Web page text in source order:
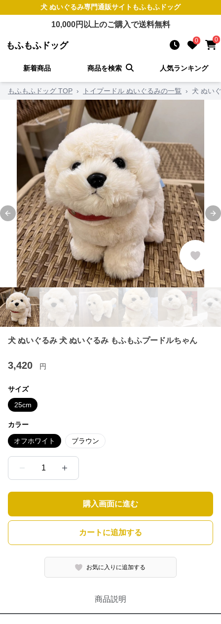
犬 ぬいぐるみ専門通販サイト もふもふドッグ
10,000円以上のご購入で送料無料
もふもふドッグ 0 0
新着商品 商品を検索 人気ランキング
もふもふドッグ TOP › トイプードル ぬいぐるみの一覧 › 犬 ぬい
Previous slide
犬 ぬいぐるみ 犬 ぬいぐるみ もふもふプードルちゃん
3,420 円
サイズ
25cm
カラー
オフホワイト ブラウン
1
購入画面に進む
カートに追加する
お気に入りに追加する
商品説明